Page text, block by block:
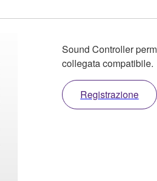
Sound Controller
collegata compatibile.
Registrazione